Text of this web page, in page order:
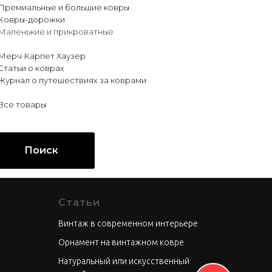
и большие ковры
дорожки
и прикроватные
Карпет Хаузер
о коврах
о путешествиях за коврами
товары
Поиск
Статьи
Винтаж в современном интерьере
Орнамент на винтажном ковре
Натуральный или искусственный